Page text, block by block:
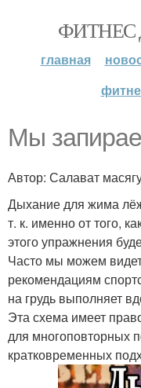
ФИТНЕС
главная
Мы
Автор: Салават
Дыхание для жима
т. к. именно от того,
этого упражнения
Часто мы можем
рекомендациям
на грудь выполняет
Эта схема имеет
для многоповторных
кратковременных